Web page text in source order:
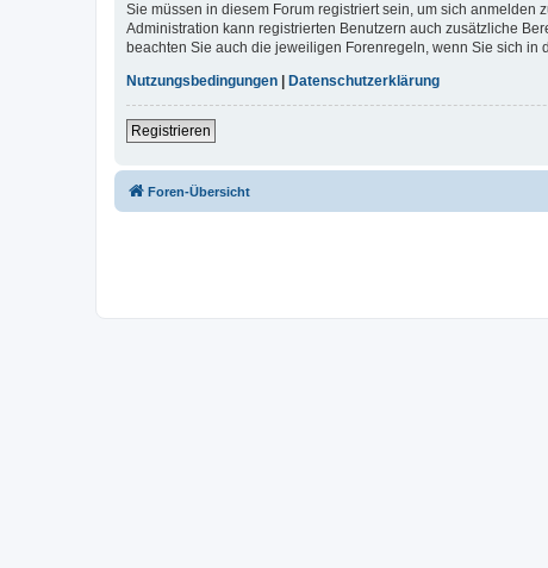
Sie müssen in diesem Forum registriert sein, um sich
Administration kann registrierten Benutzern auch zusätzliche
beachten Sie auch die jeweiligen Forenregeln, wenn Sie sich in
Nutzungsbedingungen
Datenschutzerklärung
Registrieren
Foren-Übersicht